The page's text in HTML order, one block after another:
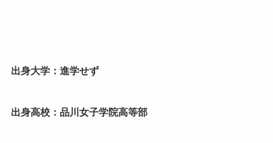
出身大学：進学せず
出身高校：品川女子学院高等部